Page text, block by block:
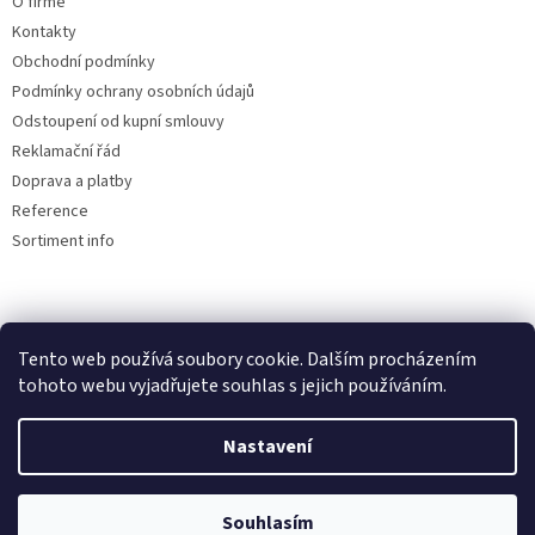
Tento web používá soubory cookie. Dalším procházením
tohoto webu vyjadřujete souhlas s jejich používáním.
Nastavení
Souhlasím
Kontakty
Obchodní podmínky
Podmínky ochrany osobních údajů
Odstoupení od kupní smlouvy
Reklamační řád
Doprava a platby
Reference
Sortiment info
Reklamační řád
Vytvořil Shoptet
AUTOdesignPLUS. Všechna práva vyhrazena.